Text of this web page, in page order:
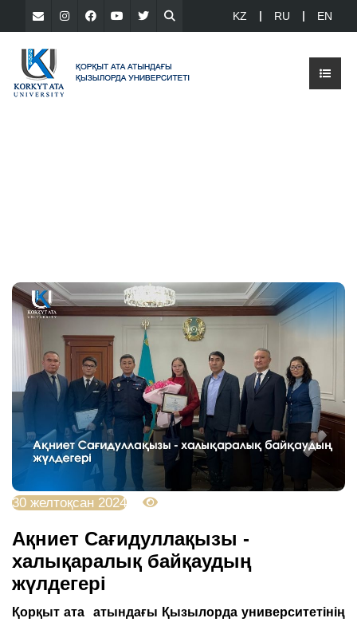
KZ RU EN
30 желтоқсан 2024
Ақниет Сағидуллақызы -
халықаралық байқаудың
жүлдегері
Қорқыт ата атындағы Қызылорда университетінің